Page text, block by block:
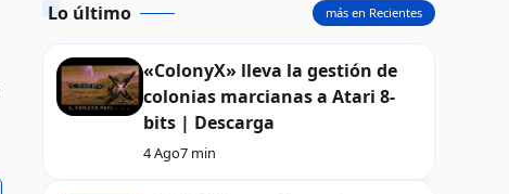
Lo último
«ColonyX» lleva la gestión de
colonias marcianas a Atari 8-
bits | Descarga
4 Ago7 min
más en Recientes